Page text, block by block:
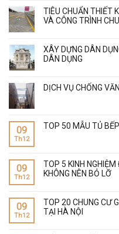
TIÊU CHUẨN THIẾT
VÀ CÔNG TRÌNH
XÂY DỰNG DÂN
DÂN DỤNG
DỊCH VỤ CHỐNG
09
Th12
TOP 50 MẪU TỦ
09
Th12
TOP 5 KINH
KHÔNG NÊN BỎ LỠ
09
Th12
TOP 20 CHUNG CƯ
TẠI HÀ NỘI